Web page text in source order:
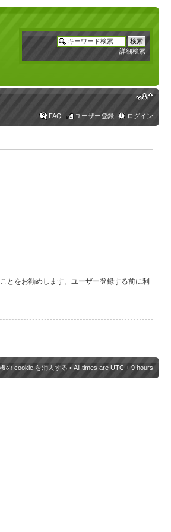
詳細検索
FAQ ユーザー登録 ログイン
とをお勧めします。ユーザー登録する前に利
の cookie を消去する • All times are UTC + 9 hours